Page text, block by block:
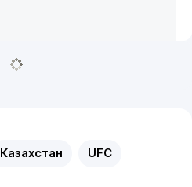
Казахстан UFC